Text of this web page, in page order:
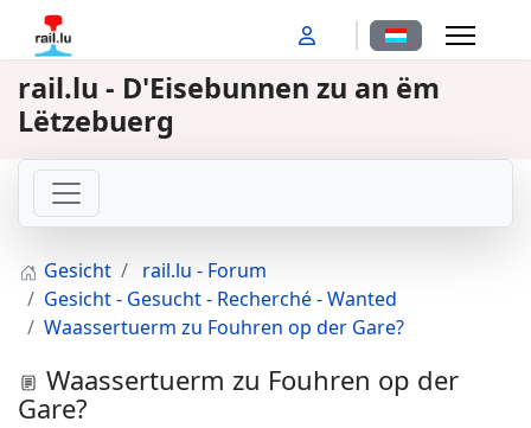
Sprache
rail.lu - D'Eisebunnen zu an ëm
Lëtzebuerg
Gesicht
rail.lu - Forum
Gesicht - Gesucht - Recherché - Wanted
Waassertuerm zu Fouhren op der Gare?
Waassertuerm zu Fouhren op der
Gare?